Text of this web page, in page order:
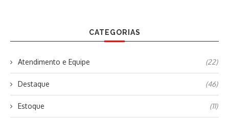
CATEGORIAS
Atendimento e Equipe (22)
Destaque (46)
Estoque (11)